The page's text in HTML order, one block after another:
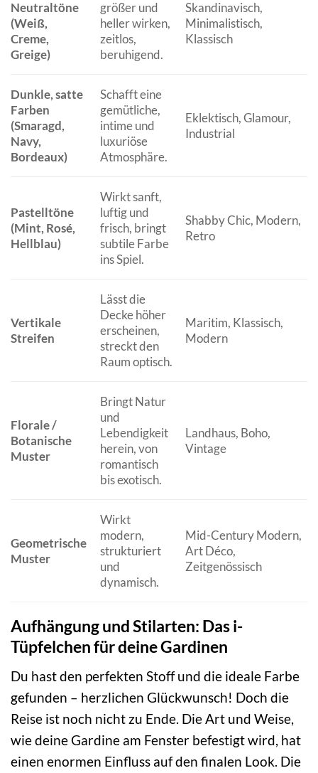
Neutraltöne
(Weiß,
Creme,
Greige)
größer und
heller wirken,
zeitlos,
beruhigend.
Skandinavisch,
Minimalistisch,
Klassisch
Dunkle, satte
Farben
(Smaragd,
Navy,
Bordeaux)
Schafft eine
gemütliche,
intime und
luxuriöse
Atmosphäre.
Eklektisch, Glamour,
Industrial
Pastelltöne
(Mint, Rosé,
Hellblau)
Wirkt sanft,
luftig und
frisch, bringt
subtile Farbe
ins Spiel.
Shabby Chic, Modern,
Retro
Vertikale
Streifen
Lässt die
Decke höher
erscheinen,
streckt den
Raum optisch.
Maritim, Klassisch,
Modern
Florale /
Botanische
Muster
Bringt Natur
und
Lebendigkeit
herein, von
romantisch
bis exotisch.
Landhaus, Boho,
Vintage
Geometrische
Muster
Wirkt
modern,
strukturiert
und
dynamisch.
Mid-Century Modern,
Art Déco,
Zeitgenössisch
Aufhängung und Stilarten: Das i-
Tüpfelchen für deine Gardinen
Du hast den perfekten Stoff und die ideale Farbe
gefunden – herzlichen Glückwunsch! Doch die
Reise ist noch nicht zu Ende. Die Art und Weise,
wie deine Gardine am Fenster befestigt wird, hat
einen enormen Einfluss auf den finalen Look. Die